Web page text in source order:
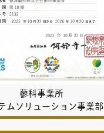
蓼科事業所
ムソリューション事業部